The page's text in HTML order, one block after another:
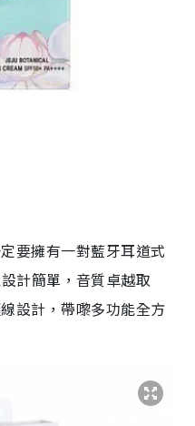
要擁有一對藍牙耳道式
計簡單，音質卓越取
設計，帶嚟多功能全方